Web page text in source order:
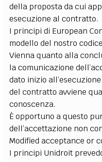
della proposta da cui
esecuzione al contratto.
I principi di European
modello del nostro
Vienna quanto alla
la comunicazione
dato inizio
del contratto avviene
conoscenza.
È opportuno a questo
dell’accettazione non
Modified acceptance or
I principi Unidroit